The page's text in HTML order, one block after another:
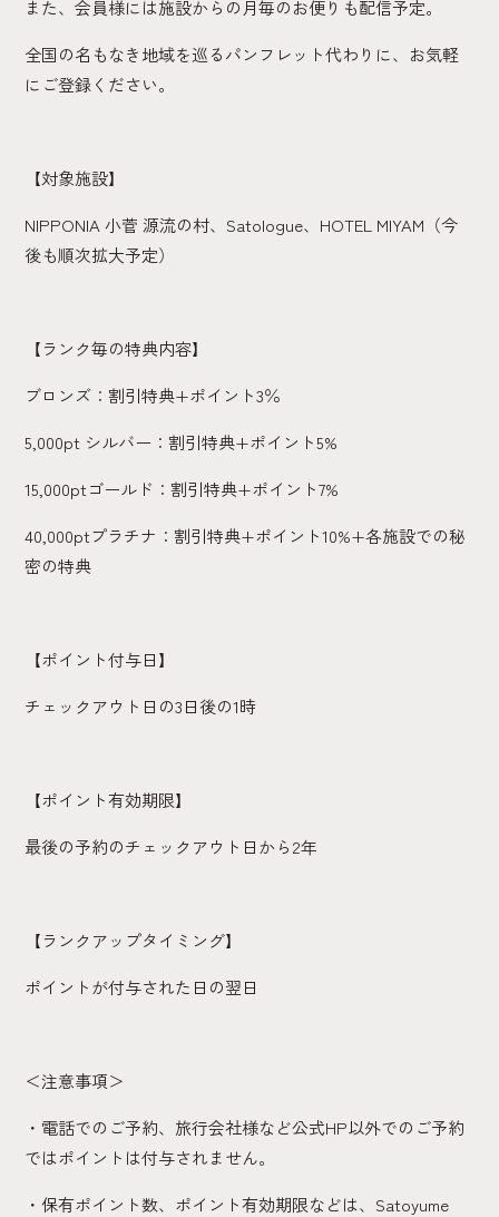
また、会員様には施設からの月毎のお便りも配信予定。
全国の名もなき地域を巡るパンフレット代わりに、お気軽
にご登録ください。
【対象施設】
NIPPONIA 小菅 源流の村、Satologue、HOTEL MIYAM（今
後も順次拡大予定）
【ランク毎の特典内容】
ブロンズ：割引特典+ポイント3％
5,000pt シルバー：割引特典+ポイント5%
15,000ptゴールド：割引特典+ポイント7%
40,000ptプラチナ：割引特典+ポイント10%+各施設での秘
密の特典
【ポイント付与日】
チェックアウト日の3日後の1時
【ポイント有効期限】
最後の予約のチェックアウト日から2年
【ランクアップタイミング】
ポイントが付与された日の翌日
＜注意事項＞
・電話でのご予約、旅行会社様など公式HP以外でのご予約
ではポイントは付与されません。
・保有ポイント数、ポイント有効期限などは、Satoyume